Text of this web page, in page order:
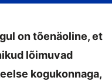
on tõenäoline, et
lõimuvad
kogukonnaga,